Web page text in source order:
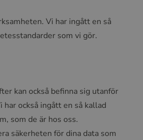
Vi har ingått en så
som vi gör.
kan också befinna sig utanför
också ingått en så kallad
som de är hos oss.
säkerheten för dina data som